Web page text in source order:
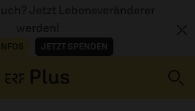
Jetzt Lebensveränderer
werden!
JETZT SPENDEN